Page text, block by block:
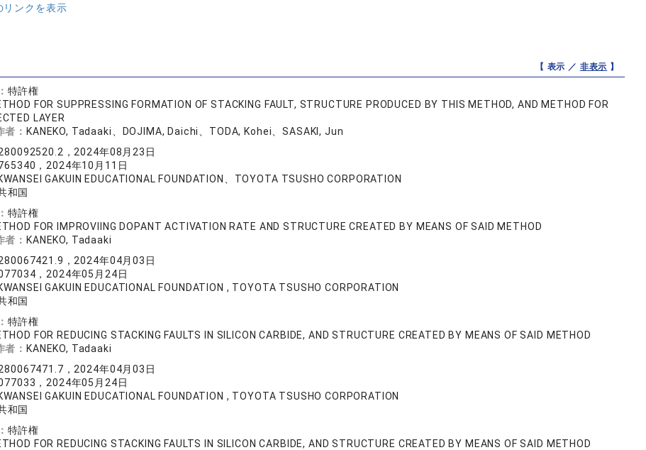
リンクを表示
【 表示 ／ 非表示 】
特許権
FOR SUPPRESSING FORMATION OF STACKING FAULT, STRUCTURE PRODUCED BY THIS METHOD, AND METHOD FOR
LAYER
： KANEKO, Tadaaki、DOJIMA, Daichi、TODA, Kohei、SASAKI, Jun
，2024年08月23日
，2024年10月11日
GAKUIN EDUCATIONAL FOUNDATION、TOYOTA TSUSHO CORPORATION
和国
特許権
FOR IMPROVIING DOPANT ACTIVATION RATE AND STRUCTURE CREATED BY MEANS OF SAID METHOD
： KANEKO, Tadaaki
，2024年04月03日
，2024年05月24日
GAKUIN EDUCATIONAL FOUNDATION , TOYOTA TSUSHO CORPORATION
和国
特許権
FOR REDUCING STACKING FAULTS IN SILICON CARBIDE, AND STRUCTURE CREATED BY MEANS OF SAID METHOD
： KANEKO, Tadaaki
，2024年04月03日
，2024年05月24日
GAKUIN EDUCATIONAL FOUNDATION , TOYOTA TSUSHO CORPORATION
和国
特許権
FOR REDUCING STACKING FAULTS IN SILICON CARBIDE, AND STRUCTURE CREATED BY MEANS OF SAID METHOD